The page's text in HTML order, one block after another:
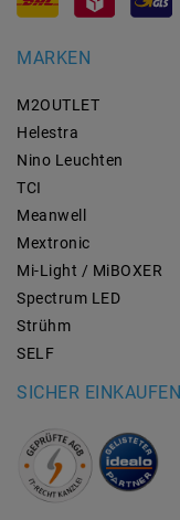
MARKEN
M2OUTLET
Helestra
Nino Leuchten
TCI
Meanwell
Mextronic
Mi-Light / MiBOXER
Spectrum LED
Strühm
SELF
SICHER EINKAUFEN